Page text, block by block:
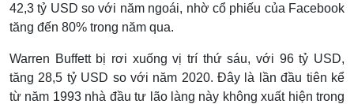
42,3 tỷ USD so với năm ngoái, nhờ cổ phiếu của Facebook
tăng đến 80% trong năm qua.
Warren Buffett bị rơi xuống vị trí thứ sáu, với 96 tỷ USD,
tăng 28,5 tỷ USD so với năm 2020. Đây là lần đầu tiên kể
từ năm 1993 nhà đầu tư lão làng này không xuất hiện trong